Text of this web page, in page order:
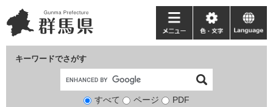
ー
ジ
ニ
ュ
キーワードでさがす
検
すべて ページ PDF
メ
ニ
ー
色・
文
language